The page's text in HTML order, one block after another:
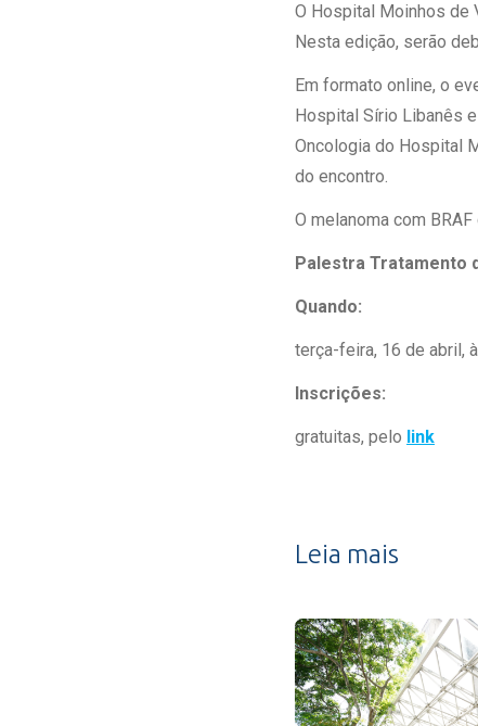
Estrutura
Farmácia
O Hospital Moinhos de
Nesta edição, serão
Em formato online, o
Hospital Sírio Libanês
Oncologia do Hospital
do encontro.
O melanoma com
Palestra Tratamento
Quando:
terça-feira, 16 de abril,
Inscrições:
gratuitas, pelo link
Leia mais